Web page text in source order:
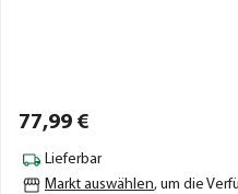
77,99 €
Lieferbar
Markt auswählen, um die